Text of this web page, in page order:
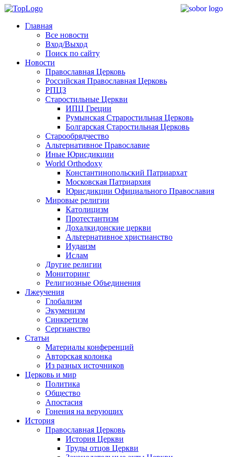
Главная
Все новости
Вход/Выход
Поиск по сайту
Новости
Православная Церковь
Российская Православная Церковь
РПЦЗ
Старостильные Церкви
ИПЦ Греции
Румынская Страростильная Церковь
Болгарская Старостильная Церковь
Старообрядчество
Альтернативное Православие
Иные Юрисдикции
World Orthodoxy
Константинопольский Патриархат
Московская Патриархия
Юрисдикции Официального Православия
Мировые религии
Католицизм
Протестантизм
Дохалкидонские церкви
Альтернативное христианство
Иудаизм
Ислам
Другие религии
Мониторинг
Религиозные Объединения
Лжеучения
Глобализм
Экуменизм
Синкретизм
Сергианство
Статьи
Материалы конференций
Авторская колонка
Из разных источников
Церковь и мир
Политика
Общество
Апостасия
Гонения на верующих
История
Православная Церковь
История Церкви
Труды отцов Церкви